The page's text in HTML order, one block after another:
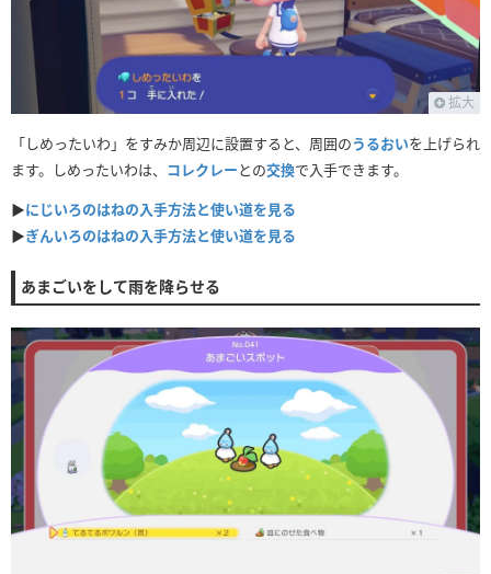
拡大
「しめったいわ」をすみか周辺に設置すると、周囲のうるおいを上げられ
ます。しめったいわは、 コレクレーとの交換で入手できます。
▶にじいろのはねの入手方法と使い道を見る
▶ぎんいろのはねの入手方法と使い道を見る
あまごいをして雨を降らせる